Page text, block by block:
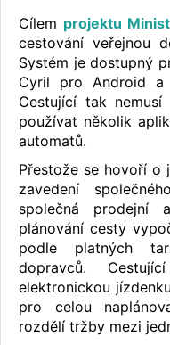
Cílem projektu
cestování veřejnou
Systém je dostupný
Cyril pro Android a
Cestující tak
používat několik
automatů.
Přestože se hovoří o
zavedení
společná prodejní
plánování cesty
podle platných
dopravců.
elektronickou
pro celou
rozdělí tržby mezi